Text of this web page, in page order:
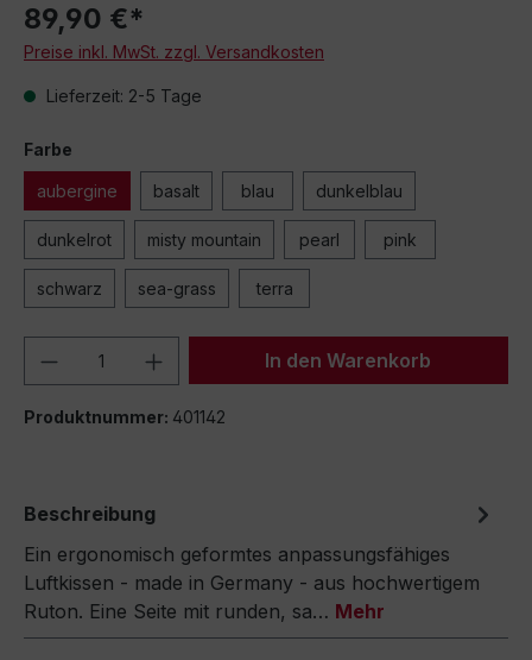
89,90 €*
Preise inkl. MwSt. zzgl. Versandkosten
Lieferzeit: 2-5 Tage
Farbe
aubergine basalt blau dunkelblau
dunkelrot misty mountain pearl pink
schwarz sea-grass terra
Produkt Anzahl: Gib denIn den Warenkorb
Produktnummer: 401142
Beschreibung
Ein ergonomisch geformtes anpassungsfähiges
Luftkissen - made in Germany - aus hochwertigem
Ruton. Eine Seite mit runden, sa… Mehr